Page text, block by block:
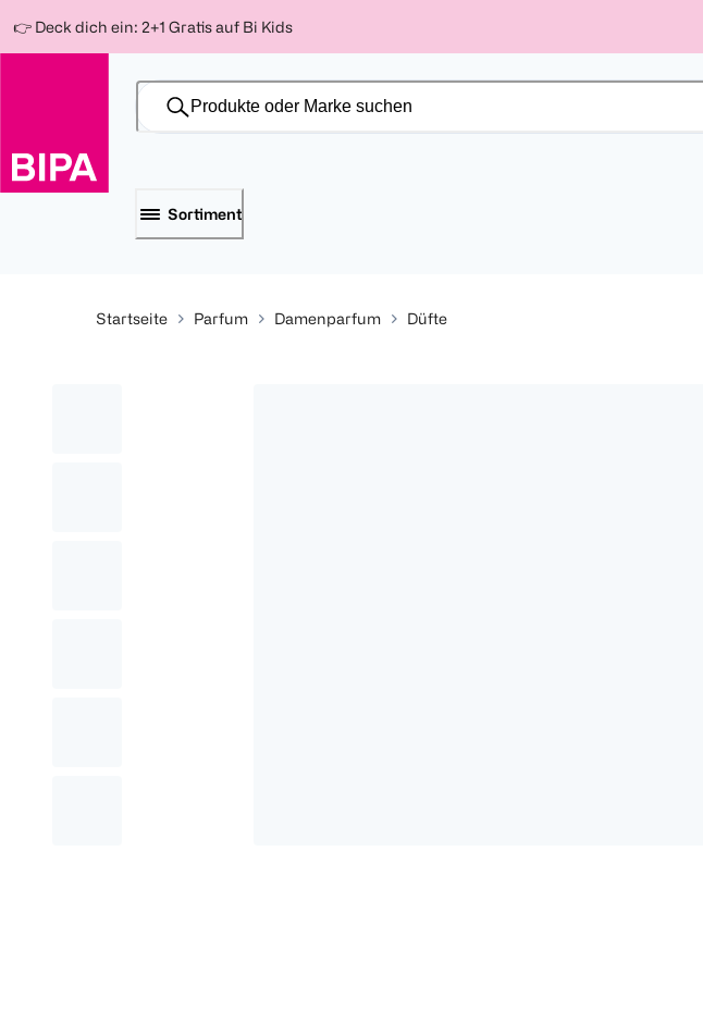
-10%
Für
150 Ös
-15%
Für
300 Ös
-20%
Für
500 Ös
zum
👉 Deck dich ein: 2+1 Gratis auf Bi Kids
Sortiment
Startseite Parfum Damenparfum Düfte